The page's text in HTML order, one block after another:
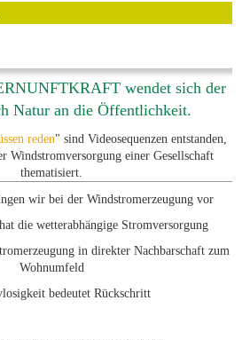
wendet sich der
Natur an die Öffentlichkeit.
reden" sind Videosequenzen entstanden,
Windstromversorgung einer Gesellschaft
thematisiert.
wir bei der Windstromerzeugung vor
die wetterabhängige Stromversorgung
in direkter Nachbarschaft zum
Wohnumfeld
bedeutet Rückschritt